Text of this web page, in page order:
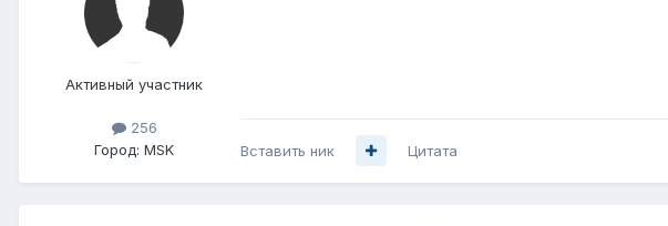
Активный участник
256
Город: MSK Вставить ник Цитата